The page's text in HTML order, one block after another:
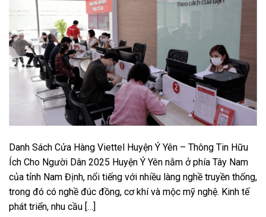
Danh Sách Cửa Hàng Viettel Huyện Ý Yên – Thông Tin Hữu
Ích Cho Người Dân 2025 Huyện Ý Yên nằm ở phía Tây Nam
của tỉnh Nam Định, nổi tiếng với nhiều làng nghề truyền thống,
trong đó có nghề đúc đồng, cơ khí và mộc mỹ nghệ. Kinh tế
phát triển, nhu cầu […]